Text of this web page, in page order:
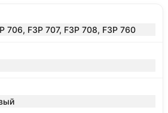
706, F3P 707, F3P 708, F3P 760